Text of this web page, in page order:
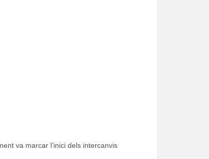
va marcar l’inici dels intercanvis